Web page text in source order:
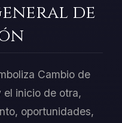
de
Cambio de
inicio de otra,
oportunidades,